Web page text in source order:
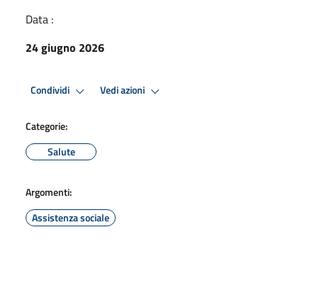
Data :
24 giugno 2026
Condividi Vedi azioni
Categorie:
Salute
Argomenti:
Assistenza sociale